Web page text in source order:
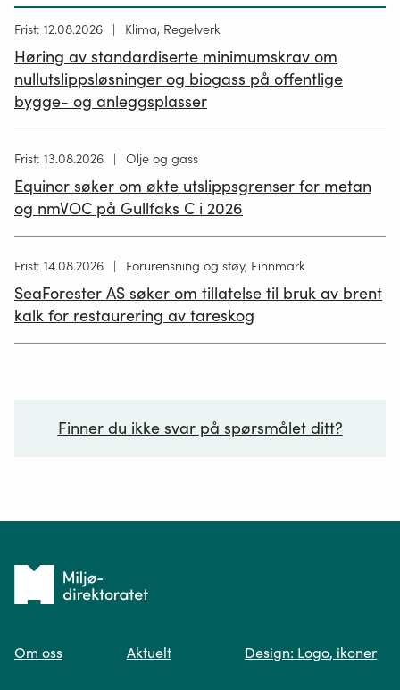
Høring
publisert
12.05.2026
Frist: 12.08.2026 Klima, Regelverk
Høring av standardiserte minimumskrav om
nullutslippsløsninger og biogass på offentlige
bygge- og anleggsplasser
Høring
publisert
02.07.2026
Frist: 13.08.2026 Olje og gass
Equinor søker om økte utslippsgrenser for metan
og nmVOC på Gullfaks C i 2026
Høring
publisert
19.06.2026
Frist: 14.08.2026 Forurensning og støy, Finnmark
SeaForester AS søker om tillatelse til bruk av brent
kalk for restaurering av tareskog
Finner du ikke svar på spørsmålet ditt?
Spør oss
Tilbake
forsiden
Om oss Aktuelt Design: Logo, ikoner